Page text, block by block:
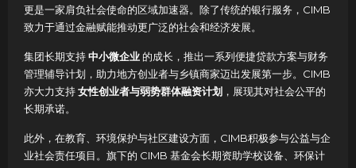
更是一家肩负社会使命的区域加速器。除了传统的银行服务，CIMB
致力于通过金融赋能推动更广泛的社会和经济发展。
集团长期支持中小微企业 的成长，推出一系列便捷贷款方案与财务
管理辅导计划，助力地方创业者与乡镇商家迈出发展第一步。CIMB
亦大力支持女性创业者与弱势群体融资计划 ，展现其对社会公平的
长期承诺。
此外，在教育、环境保护与社区建设方面，CIMB积极参与公益与企
业社会责任项目。旗下的 CIMB 基金会长期资助学校设备、环保计